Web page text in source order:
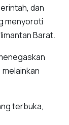
dan
menyoroti
Barat.
terbuka,